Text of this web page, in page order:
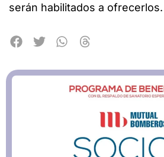
serán habilitados a ofrecerlos.